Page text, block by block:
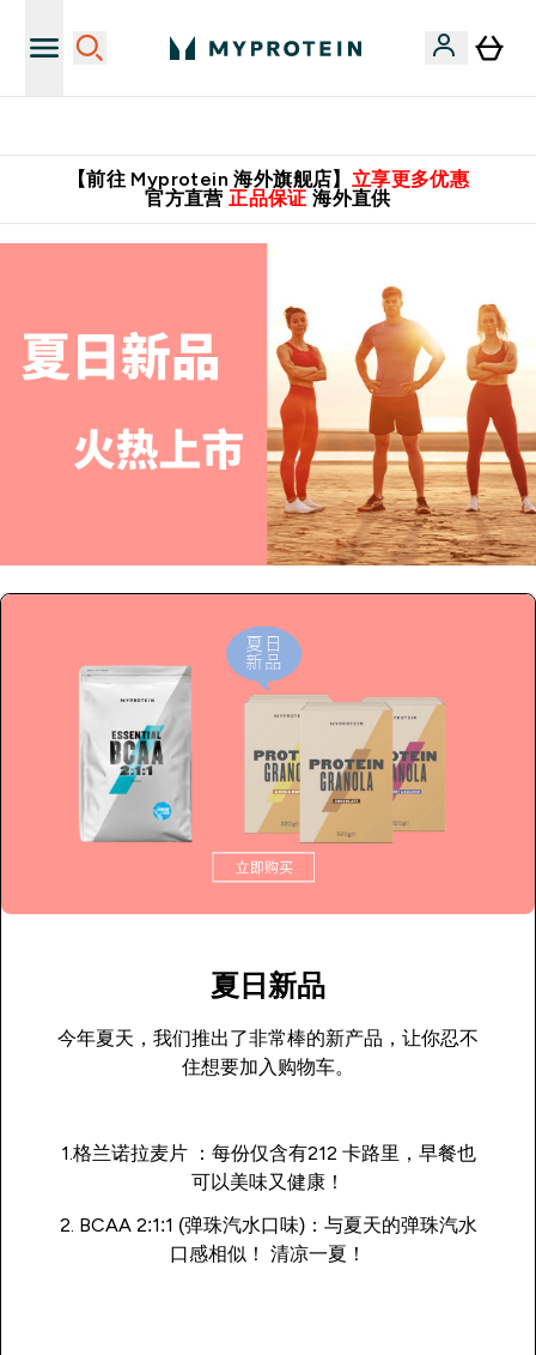
【前往 Myprotein 海外旗舰店】 立享更多优惠
官方直营 正品保证 海外直供
夏日新品
今年夏天，我们推出了非常棒的新产品，让你忍不
住想要加入购物车。
1. 格兰诺拉麦片
：每份仅含有212 卡路里，早餐也
可以美味又健康！
2. BCAA 2:1:1 (弹珠汽水口味)：与夏天的弹珠汽水
口感相似！ 清凉一夏！